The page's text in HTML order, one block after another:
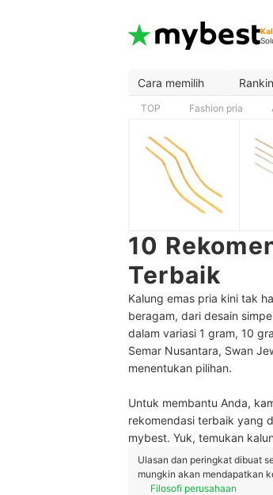
Cara memilih
TOP Fashion pria
10
Terbaik
Kalung emas pria kini tak
beragam, dari desain
dalam variasi 1 gram, 10
Semar Nusantara, Swan
menentukan pilihan.
Untuk membantu Anda,
rekomendasi terbaik yang
mybest. Yuk, temukan
Ulasan dan peringkat dibuat
mungkin akan mendapatkan
Filosofi perusahaan